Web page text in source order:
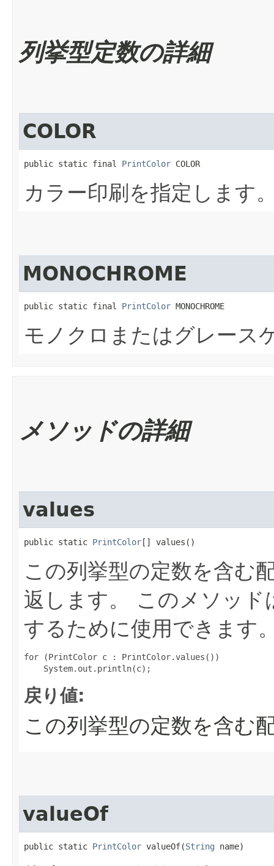
列挙型定数の詳細
COLOR
public static final PrintColor COLOR
カラー印刷を指定します
MONOCHROME
public static final PrintColor MONOCHROME
モノクロまたはグレース
メソッドの詳細
values
public static PrintColor [] values()
この列挙型の定数を含む
返します。
このメソッド
するために使用できます
for (PrintColor c : PrintColor.values())
戻り値:
この列挙型の定数を含む
valueOf
public static PrintColor valueOf​(String name)